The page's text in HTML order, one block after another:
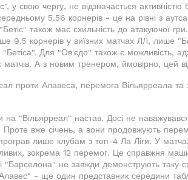
у свою чергу, не відзначається
5.56 корнерів - це на рівні з
також має схильність до атакуючої
9.5 корнерів у виїзних матчах ЛЛ, лише
"Бетіса". Для "Ов'єдо" також є можливість,
матчів. А з новим тренером, ймовірно, цей
проти Алавеса, перемога Вільярреала та
на "Вільярреал" настав. Досі не
Проте вже січень, а вони продовжують
лише клубам з топ-4 Ла Ліги. У
зокрема 12 перемог. Це справжня
"Барселона" не завжди демонструють таку
- ще один представник середини